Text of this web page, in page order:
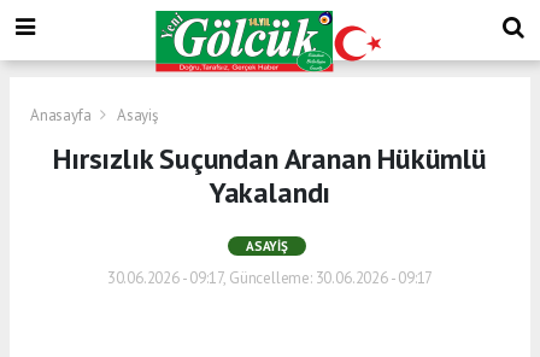
Anasayfa Asayiş
Hırsızlık Suçundan Aranan Hükümlü
Yakalandı
ASAYIŞ
30.06.2026 - 09:17, Güncelleme: 30.06.2026 - 09:17